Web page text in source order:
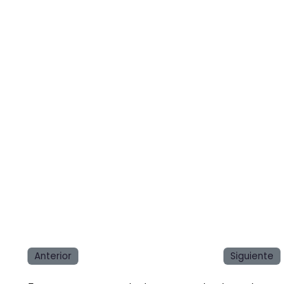
Anterior Siguiente